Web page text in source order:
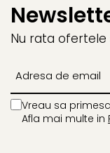
Nu rata
Vreau sa
Afla mai multe in